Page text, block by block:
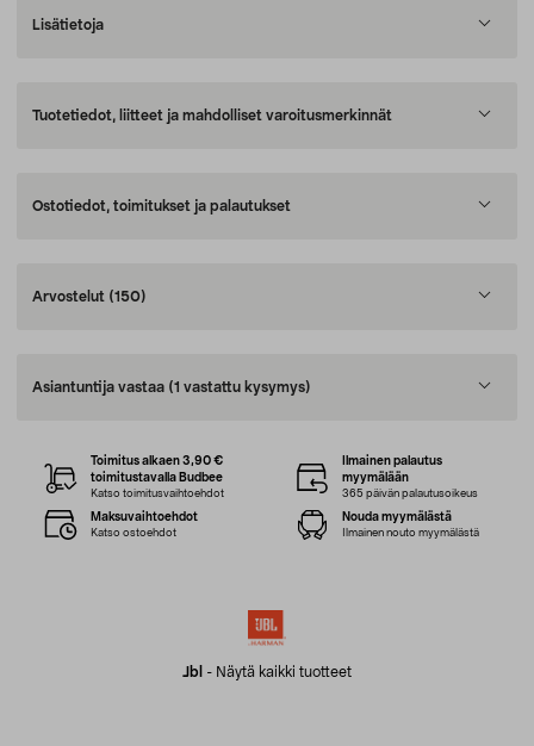
Lisätietoja
Tuotetiedot, liitteet ja mahdolliset varoitusmerkinnät
Ostotiedot, toimitukset ja palautukset
Arvostelut (150)
Asiantuntija vastaa (1 vastattu kysymys)
Jbl - Näytä kaikki tuotteet
Toimitus alkaen 3,90 €
toimitustavalla Budbee
Katso toimitusvaihtoehdot
Ilmainen palautus
myymälään
365 päivän palautusoikeus
Maksuvaihtoehdot
Katso ostoehdot
Nouda myymälästä
Ilmainen nouto myymälästä